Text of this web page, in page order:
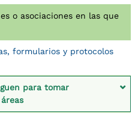
o asociaciones en las que
formularios y protocolos
para tomar